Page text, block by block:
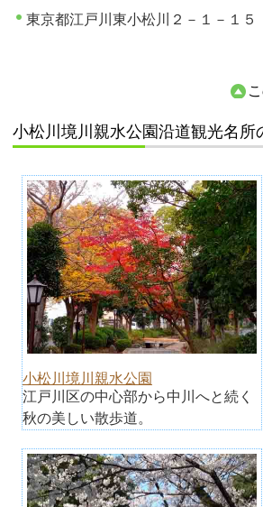
東京都江戸川東小松川２－１－１５
小松川境川親水公園沿道観光名所
小松川境川親水公園
江戸川区の中心部から中川へと続く
秋の美しい散歩道。